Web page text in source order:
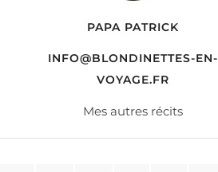
PAPA PATRICK
INFO@BLONDINETTES-EN-
VOYAGE.FR
Mes autres récits